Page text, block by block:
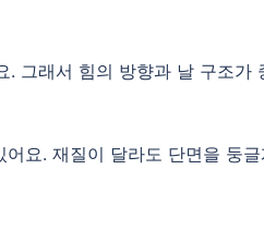
. 그래서 힘의 방향과 날 구조가
요. 재질이 달라도 단면을 둥